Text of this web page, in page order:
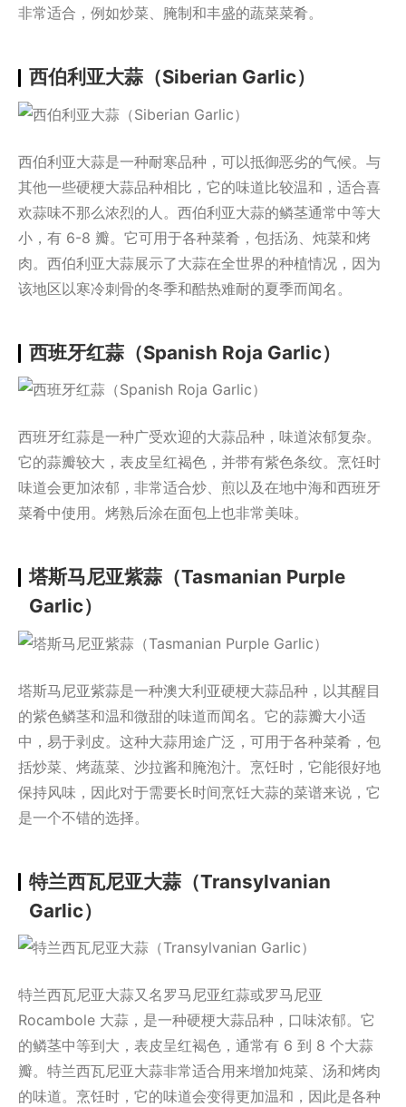
非常适合，例如炒菜、腌制和丰盛的蔬菜菜肴。
西伯利亚大蒜（Siberian Garlic）
西伯利亚大蒜是一种耐寒品种，可以抵御恶劣的气候。与
其他一些硬梗大蒜品种相比，它的味道比较温和，适合喜
欢蒜味不那么浓烈的人。西伯利亚大蒜的鳞茎通常中等大
小，有 6-8 瓣。它可用于各种菜肴，包括汤、炖菜和烤
肉。西伯利亚大蒜展示了大蒜在全世界的种植情况，因为
该地区以寒冷刺骨的冬季和酷热难耐的夏季而闻名。
西班牙红蒜（Spanish Roja Garlic）
西班牙红蒜是一种广受欢迎的大蒜品种，味道浓郁复杂。
它的蒜瓣较大，表皮呈红褐色，并带有紫色条纹。烹饪时
味道会更加浓郁，非常适合炒、煎以及在地中海和西班牙
菜肴中使用。烤熟后涂在面包上也非常美味。
塔斯马尼亚紫蒜（Tasmanian Purple
Garlic）
塔斯马尼亚紫蒜是一种澳大利亚硬梗大蒜品种，以其醒目
的紫色鳞茎和温和微甜的味道而闻名。它的蒜瓣大小适
中，易于剥皮。这种大蒜用途广泛，可用于各种菜肴，包
括炒菜、烤蔬菜、沙拉酱和腌泡汁。烹饪时，它能很好地
保持风味，因此对于需要长时间烹饪大蒜的菜谱来说，它
是一个不错的选择。
特兰西瓦尼亚大蒜（Transylvanian
Garlic）
特兰西瓦尼亚大蒜又名罗马尼亚红蒜或罗马尼亚
Rocambole 大蒜，是一种硬梗大蒜品种，口味浓郁。它
的鳞茎中等到大，表皮呈红褐色，通常有 6 到 8 个大蒜
瓣。特兰西瓦尼亚大蒜非常适合用来增加炖菜、汤和烤肉
的味道。烹饪时，它的味道会变得更加温和，因此是各种